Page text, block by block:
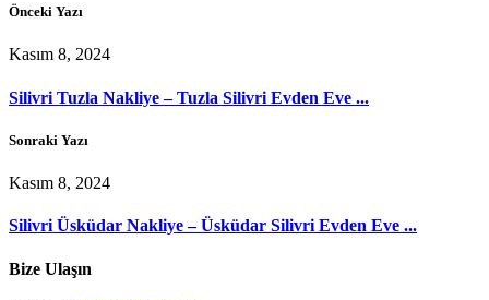
Önceki Yazı
Kasım 8, 2024
Silivri Tuzla Nakliye – Tuzla Silivri Evden Eve ...
Sonraki Yazı
Kasım 8, 2024
Silivri Üsküdar Nakliye – Üsküdar Silivri Evden Eve ...
Bize Ulaşın